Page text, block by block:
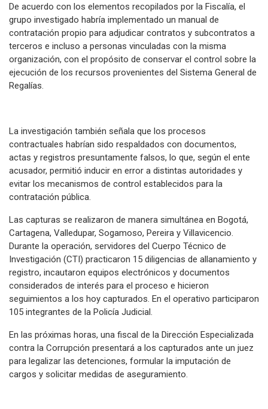
De acuerdo con los elementos recopilados por la Fiscalía, el
grupo investigado habría implementado un manual de
contratación propio para adjudicar contratos y subcontratos a
terceros e incluso a personas vinculadas con la misma
organización, con el propósito de conservar el control sobre la
ejecución de los recursos provenientes del Sistema General de
Regalías.
La investigación también señala que los procesos
contractuales habrían sido respaldados con documentos,
actas y registros presuntamente falsos, lo que, según el ente
acusador, permitió inducir en error a distintas autoridades y
evitar los mecanismos de control establecidos para la
contratación pública.
Las capturas se realizaron de manera simultánea en Bogotá,
Cartagena, Valledupar, Sogamoso, Pereira y Villavicencio.
Durante la operación, servidores del Cuerpo Técnico de
Investigación (CTI) practicaron 15 diligencias de allanamiento y
registro, incautaron equipos electrónicos y documentos
considerados de interés para el proceso e hicieron
seguimientos a los hoy capturados. En el operativo participaron
105 integrantes de la Policía Judicial.
En las próximas horas, una fiscal de la Dirección Especializada
contra la Corrupción presentará a los capturados ante un juez
para legalizar las detenciones, formular la imputación de
cargos y solicitar medidas de aseguramiento.